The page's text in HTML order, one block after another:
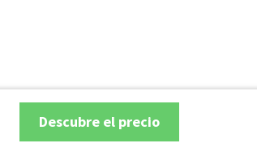
Descubre el precio